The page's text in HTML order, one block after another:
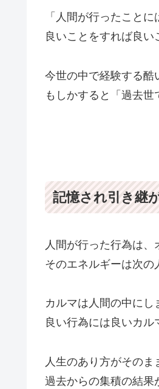
「人間が行ったこと
良いことをすれば良
今世の中で経験する酷
もしかすると「過去
記憶され引き継
人間が行った行為は
そのエネルギーは次の
カルマは人間の中に
良い行為には良いカ
人生のあり方がそのま
過去からの集積の結果